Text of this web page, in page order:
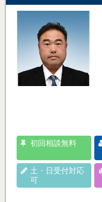
初回相談無料
土・日受付対応
可